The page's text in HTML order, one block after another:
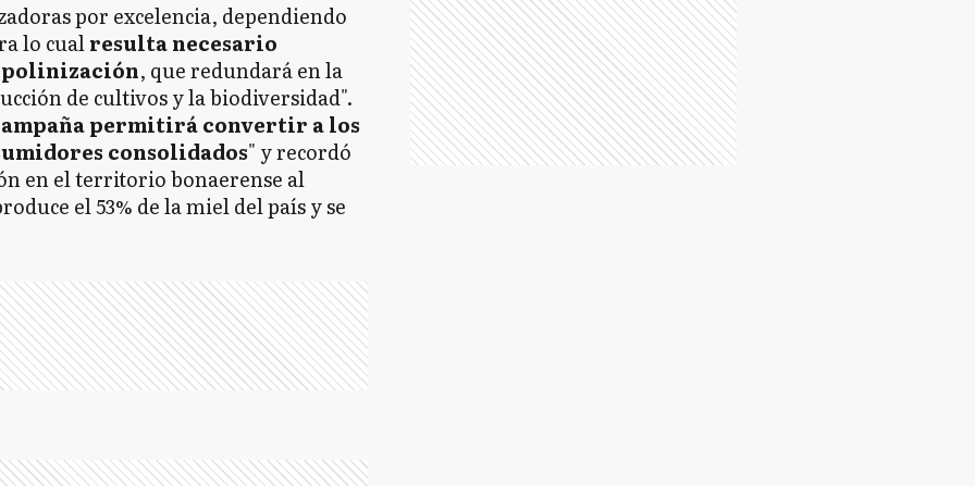
por excelencia, dependiendo
lo cualresulta necesario
, que redundará en la
de cultivos y la biodiversidad".
permitirá convertir a los
consolidados" y recordó
en el territorio bonaerense al
el 53% de la miel del país y se